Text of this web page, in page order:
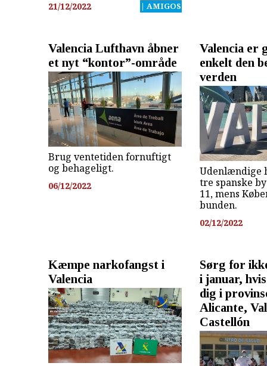
21/12/2022 | AMIGOS
Valencia Lufthavn åbner
et nyt “kontor”-område
Brug ventetiden fornuftigt
og behageligt.
06/12/2022
Valencia er
enkelt den
verden
Udenlændige
tre spanske
11, mens
bunden.
02/12/2022
Kæmpe narkofangst i
Valencia
Sørg for
i januar,
dig i
Alicante,
Castellón